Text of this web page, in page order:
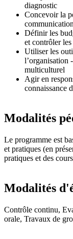
diagnostic
Concevoir la
Définir les
et contrôler
Utiliser les
l’organisation
multiculturel
Agir en
connaissance
Modalités
Le programme est
et pratiques (en
pratiques et des
Modalités
Contrôle continu,
orale, Travaux de